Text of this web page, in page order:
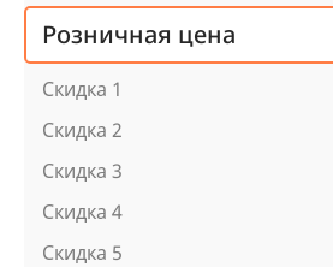
Розничная цена
Скидка 1
Скидка 2
Скидка 3
Скидка 4
Скидка 5